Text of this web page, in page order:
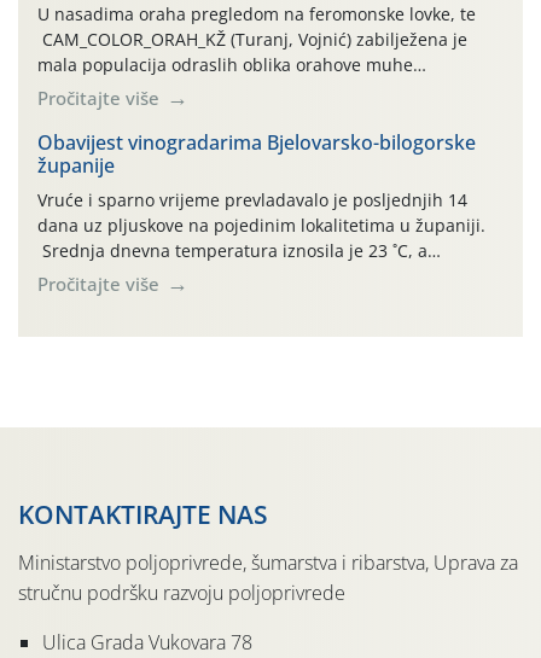
U nasadima oraha pregledom na feromonske lovke, te
CAM_COLOR_ORAH_KŽ (Turanj, Vojnić) zabilježena je
mala populacija odraslih oblika orahove muhe
(Rhagoletis completa). Niska brojnost može se objasniti
činjenicom da je riječ o mladim nasadima s vrlo malim
urodom, što je povezano i s manjim brojem prezimjelih
jedinki. U starijim nasadima, na žutim ljepljivim Rebell
pločama s […]
Pročitajte više
Obavijest vinogradarima Bjelovarsko-bilogorske
županije
Vruće i sparno vrijeme prevladavalo je posljednjih 14
dana uz pljuskove na pojedinim lokalitetima u županiji.
Srednja dnevna temperatura iznosila je 23 ˚C, a
maksimalne su posljednjih dana dosezale do 35 ˚C.
Simptome plamenjače vinove loze (Plasmoparas
Pročitajte više
KONTAKTIRAJTE NAS
Ministarstvo poljoprivrede, šumarstva i ribarstva, Uprava za
stručnu podršku razvoju poljoprivrede
Ulica Grada Vukovara 78